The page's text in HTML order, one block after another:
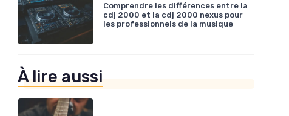
Comprendre les différences entre la
cdj 2000 et la cdj 2000 nexus pour
les professionnels de la musique
À lire aussi